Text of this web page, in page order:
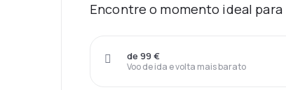
Encontre o momento ideal
Voo de ida e volta mais barato
de 99 €